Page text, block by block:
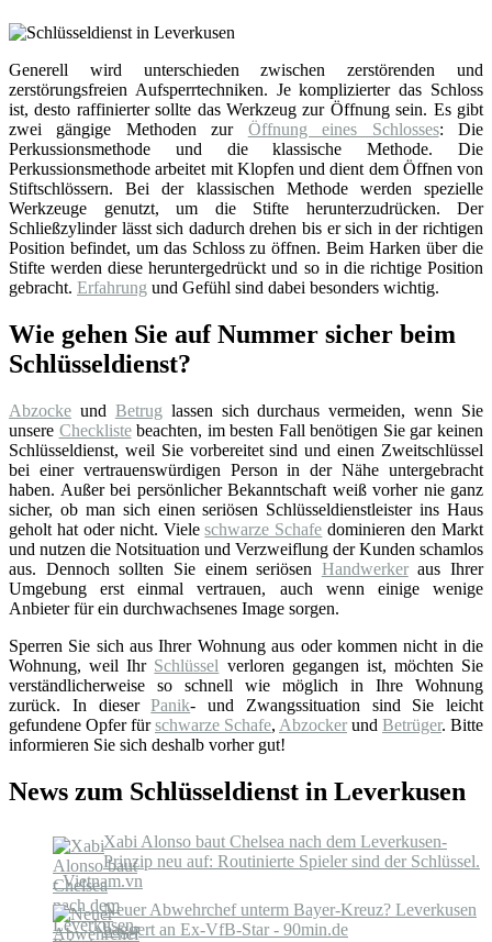
Generell wird unterschieden zwischen zerstörenden und
zerstörungsfreien Aufsperrtechniken. Je komplizierter das Schloss
ist, desto raffinierter sollte das Werkzeug zur Öffnung sein. Es gibt
zwei gängige Methoden zur Öffnung eines Schlosses: Die
Perkussionsmethode und die klassische Methode. Die
Perkussionsmethode arbeitet mit Klopfen und dient dem Öffnen von
Stiftschlössern. Bei der klassischen Methode werden spezielle
Werkzeuge genutzt, um die Stifte herunterzudrücken. Der
Schließzylinder lässt sich dadurch drehen bis er sich in der richtigen
Position befindet, um das Schloss zu öffnen. Beim Harken über die
Stifte werden diese heruntergedrückt und so in die richtige Position
gebracht. Erfahrung und Gefühl sind dabei besonders wichtig.
Wie gehen Sie auf Nummer sicher beim
Schlüsseldienst?
Abzocke und Betrug lassen sich durchaus vermeiden, wenn Sie
unsere Checklistebeachten, im besten Fall benötigen Sie gar keinen
Schlüsseldienst, weil Sie vorbereitet sind und einen Zweitschlüssel
bei einer vertrauenswürdigen Person in der Nähe untergebracht
haben. Außer bei persönlicher Bekanntschaft weiß vorher nie ganz
sicher, ob man sich einen seriösen Schlüsseldienstleister ins Haus
geholt hat oder nicht. Vieleschwarze Schafe dominieren den Markt
und nutzen die Notsituation und Verzweiflung der Kunden schamlos
aus. Dennoch sollten Sie einem seriösen Handwerkeraus Ihrer
Umgebung erst einmal vertrauen, auch wenn einige wenige
Anbieter für ein durchwachsenes Image sorgen.
Sperren Sie sich aus Ihrer Wohnung aus oder kommen nicht in die
Wohnung, weil Ihr Schlüssel verloren gegangen ist, möchten Sie
verständlicherweise so schnell wie möglich in Ihre Wohnung
zurück. In dieserPanik- und Zwangssituation sind Sie leicht
gefundene Opfer fürschwarze Schafe, Abzocker und Betrüger. Bitte
informieren Sie sich deshalb vorher gut!
News zum Schlüsseldienst in Leverkusen
Xabi Alonso baut Chelsea nach dem Leverkusen-
Prinzip neu auf: Routinierte Spieler sind der Schlüssel.
- Vietnam.vn
Neuer Abwehrchef unterm Bayer-Kreuz? Leverkusen
baggert an Ex-VfB-Star - 90min.de